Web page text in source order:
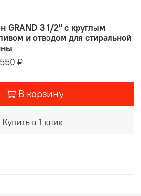
GRAND 3 1/2" с круглым
и отводом для стиральной
₽
В корзину
Купить в 1 клик